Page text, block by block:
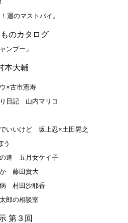
週のマストバイ。
のカタログ
ンプー」
本大輔
×古市憲寿
日記 山内マリコ
いいけど 坂上忍×土田晃之
う
道 五月女ケイ子
か 藤田貴大
病 村田沙耶香
郎の相談室
第３回